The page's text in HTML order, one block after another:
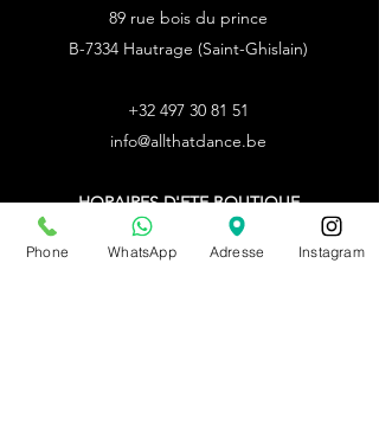
89 rue bois du prince
B-7334 Hautrage (Saint-Ghislain)
+32 497 30 81 51
info@allthatdance.be
HORAIRES D'ETEBOUTIQUE
Lun - Mar - Jeu - Ven :
Mer :
14h - 18h
Phone WhatsApp Adresse Instagram